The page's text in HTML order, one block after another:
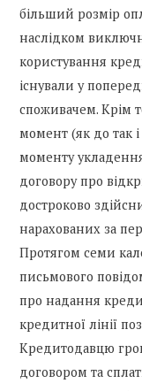
більший розмір
наслідком
користування
існували у
споживачем. Крім
момент (як до так
моменту
договору про
достроково
нарахованих за
Протягом семи
письмового
про надання
кредитної лінії
Кредитодавцю
договором та